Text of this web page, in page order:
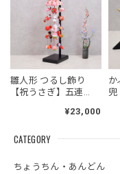
CATEGORY
ちょうちん・あんどん
雛人形 つるし飾り
【祝うさぎ】五連
ンパクト｜今どき¥23,000
か
兜